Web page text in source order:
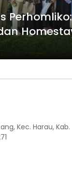
Kec. Harau, Kab.